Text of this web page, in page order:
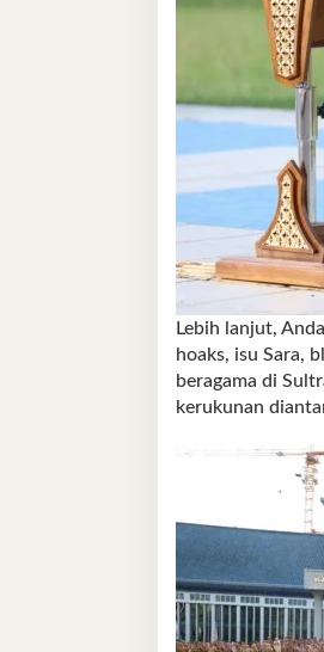
Lebih lanjut,
hoaks, isu Sara,
beragama di
kerukunan